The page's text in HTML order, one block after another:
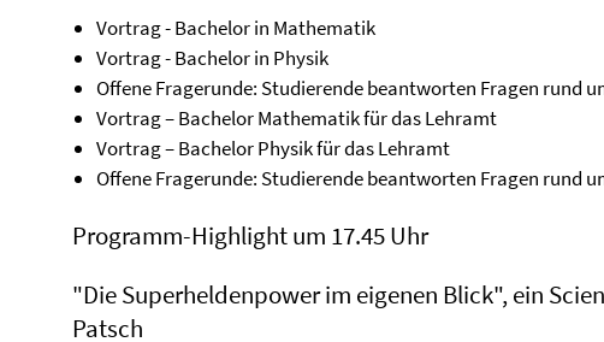
Vortrag - Bachelor in Mathematik
Vortrag - Bachelor in Physik
Offene Fragerunde: Studierende beantworten Fragen rund
Vortrag – Bachelor Mathematik für das Lehramt
Vortrag – Bachelor Physik für das Lehramt
Offene Fragerunde: Studierende beantworten Fragen rund
Programm-Highlight um 17.45 Uhr
"Die Superheldenpower im eigenen Blick", ein
Patsch